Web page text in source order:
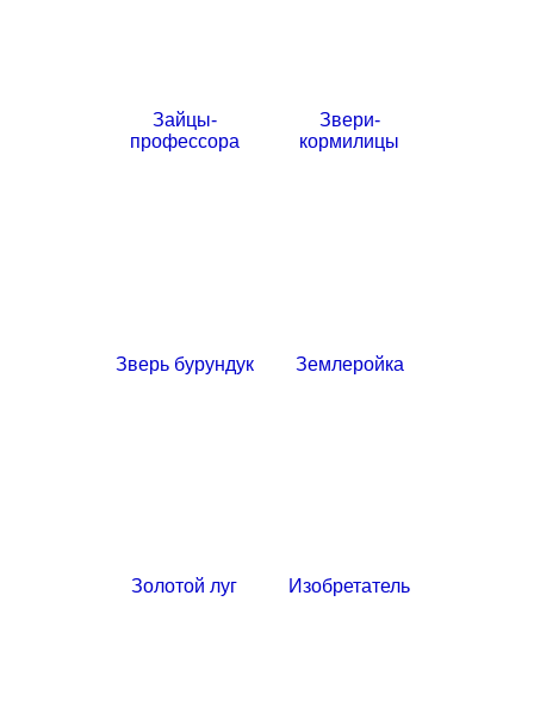
Зайцы-
профессора
Звери-
кормилицы
Зверь бурундук Землеройка
Золотой луг Изобретатель